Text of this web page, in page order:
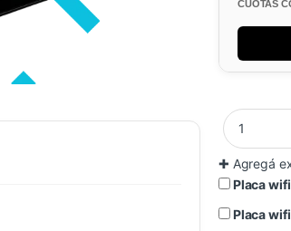
CUOTAS
✚ Agregá
Placa
Placa